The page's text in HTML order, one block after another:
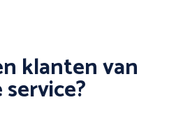
klanten van